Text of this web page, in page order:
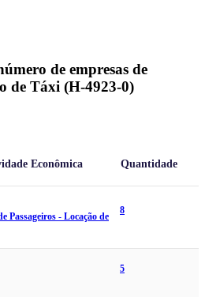
de empresas de
de Táxi (H-4923-0)
Econômica Quantidade
Passageiros - Locação de
8
5